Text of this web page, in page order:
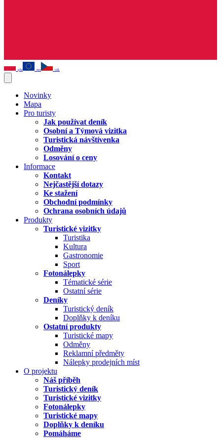
pln eur czk
Novinky
Mapa
Pro turisty
Jak používat deník
Osobní a Týmová vizitka
Turistická návštívenka
Odměny
Losování o ceny
Informace
Kontakt
Nejčastější dotazy
Ke stažení
Obchodní podmínky
Ochrana osobních údajů
Produkty
Turistické vizitky
Turistika
Kultura
Gastronomie
Sport
Fotonálepky
Tématické série
Ostatní série
Deníky
Turistický deník
Doplňky k deníku
Ostatní produkty
Turistické mapy
Odměny
Reklamní předměty
Nálepky prodejních míst
O projektu
Náš příběh
Turistický deník
Turistické vizitky
Fotonálepky
Turistické mapy
Doplňky k deníku
Pomáháme